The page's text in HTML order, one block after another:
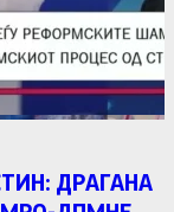
ДРАГАНА